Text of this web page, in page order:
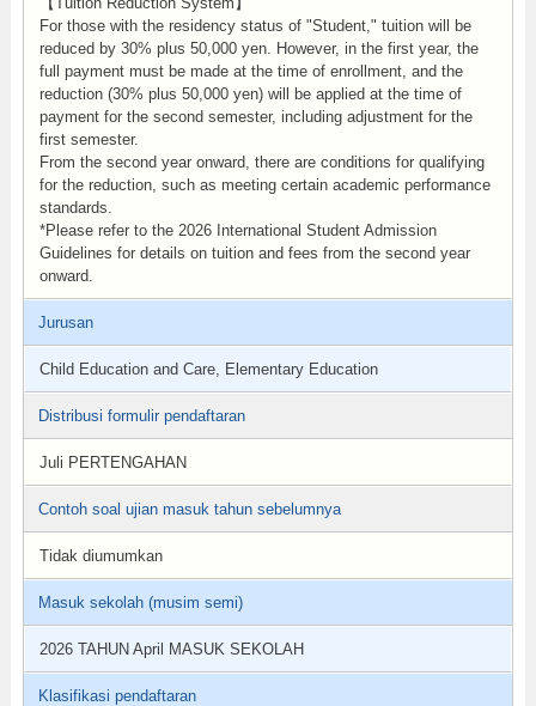
For those with the residency status of "Student," tuition will be
reduced by 30% plus 50,000 yen. However, in the first year, the
full payment must be made at the time of enrollment, and the
reduction (30% plus 50,000 yen) will be applied at the time of
payment for the second semester, including adjustment for the
first semester.
From the second year onward, there are conditions for qualifying
for the reduction, such as meeting certain academic performance
standards.
*Please refer to the 2026 International Student Admission
Guidelines for details on tuition and fees from the second year
onward.
Jurusan
Child Education and Care, Elementary Education
Distribusi formulir pendaftaran
Juli PERTENGAHAN
Contoh soal ujian masuk tahun sebelumnya
Tidak diumumkan
Masuk sekolah (musim semi)
2026 TAHUN April MASUK SEKOLAH
Klasifikasi pendaftaran